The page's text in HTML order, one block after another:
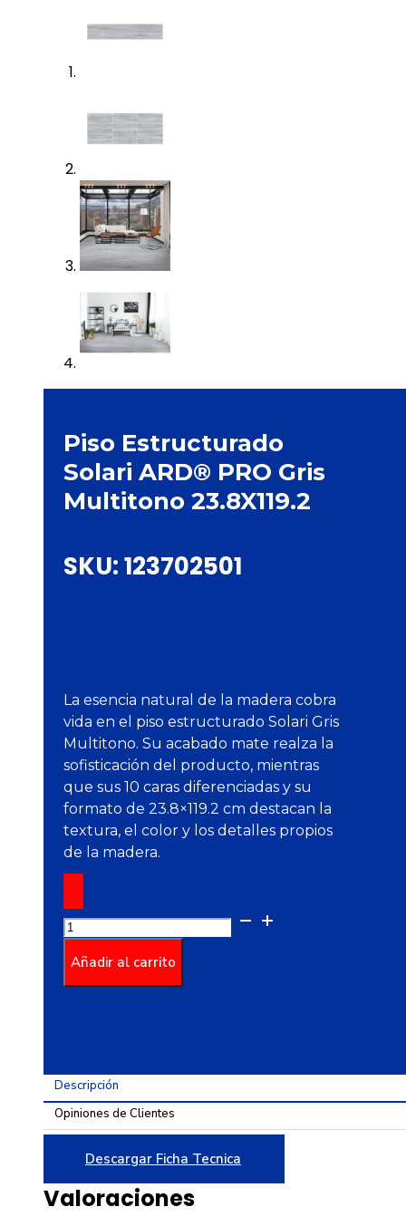
Piso Estructurado
Solari ARD® PRO Gris
Multitono 23.8X119.2
SKU:123702501
La esencia natural de la madera cobra
vida en el piso estructurado Solari Gris
Multitono. Su acabado mate realza la
sofisticación del producto, mientras
que sus 10 caras diferenciadas y su
formato de 23.8×119.2 cm destacan la
textura, el color y los detalles propios
de la madera.
Piso
Estructurado
Solari
ARD®
23.8X119.2
cantidad
Añadir al carrito
Descripción
Opiniones de Clientes
Descargar Ficha Tecnica
Valoraciones